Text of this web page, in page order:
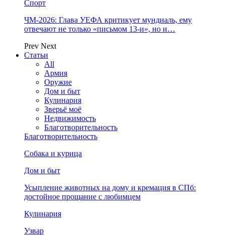
Спорт
ЧМ-2026: Глава УЕФА критикует мундиаль, ему
отвечают не только «письмом 13-и», но и…
Prev Next
Статьи
All
Армия
Оружие
Дом и быт
Кулинария
Зверьё моё
Недвижимость
Благотворительность
Благотворительность
Собака и курица
Дом и быт
Усыпление животных на дому и кремация в СПб:
достойное прощание с любимцем
Кулинария
Узвар